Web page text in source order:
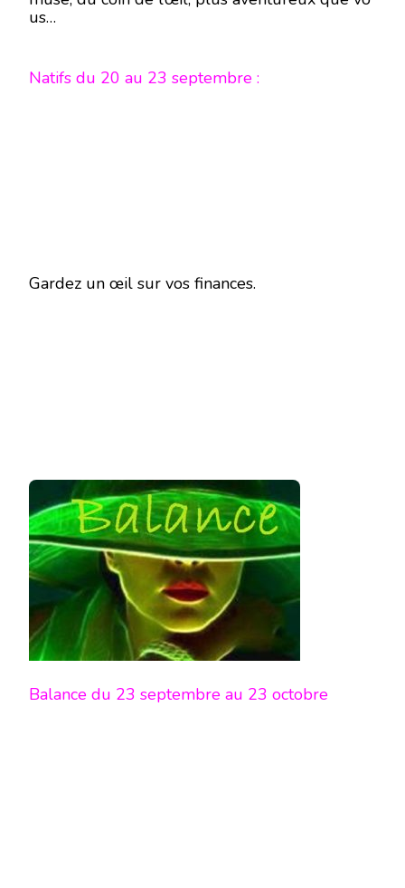
us…
Natifs du 20 au 23 septembre :
Gardez un œil sur vos finances.
Balance du 23 septembre au 23 octobre